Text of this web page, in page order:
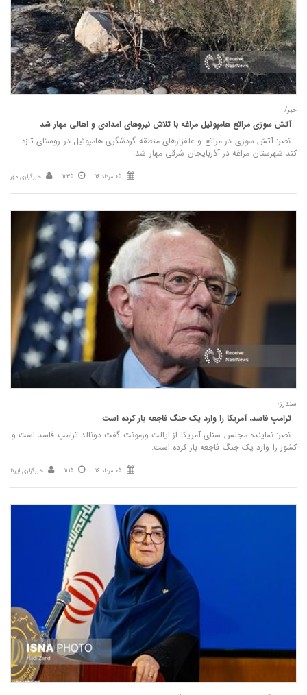
خبر/
آتش‌ سوزی مراتع هامپوئیل مراغه با تلاش نیروهای امدادی و اهالی مهار شد
نصر: آتش سوزی در مراتع و علفزارهای منطقه گردشگری هامپوئیل در روستای تازه
کند شهرستان مراغه در آذربایجان شرقی مهار شد.
05 مرداد 16 11:35 خبرگزاری مهر
سندرز:
ترامپ فاسد، آمریکا را وارد یک جنگ فاجعه بار کرده است
نصر: نماینده مجلس سنای آمریکا از ایالت ورمونت گفت دونالد ترامپ فاسد است و
کشور را وارد یک جنگ فاجعه بار کرده است.
05 مرداد 16 11:15 خبرگزاری ایرنا